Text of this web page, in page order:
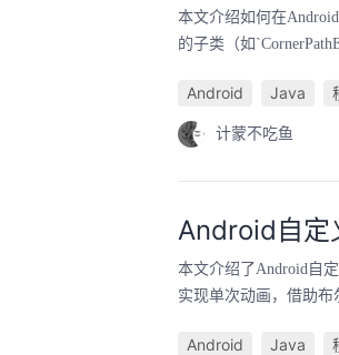
本文介绍如何在
的子类（如
Android Java
计蒙不吃鱼
Android自定
本文介绍了Android自
实现单次动画，借助
Android Java